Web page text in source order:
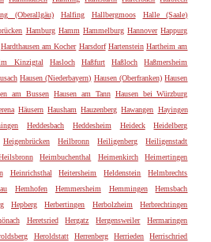
(Oberallgäu) Halfing Hallbergmoos
Halle (Saale)
Hamburg Hamm Hammelburg Hannover Happurg
Hardthausen am Kocher Harsdorf Hartenstein Hartheim am
Kinzigtal Hasloch Haßfurt Haßloch
Haßmersheim
Hausen (Niederbayern) Hausen (Oberfranken) Hausen
am Bussen Hausen am Tann Hausen bei Würzburg
Häusern Hausham Hauzenberg Hawangen Hayingen
Heddesbach Heddesheim Heideck
Heidelberg
Heigenbrücken Heilbronn Heiligenberg
Heiligenstadt
Heimbuchenthal Heimenkirch
Heimertingen
Heinrichsthal Heitersheim Heldenstein
Helmbrechts
Hemhofen Hemmersheim Hemmingen
Hemsbach
Hepberg Herbertingen Herbolzheim
Herbrechtingen
Heretsried Hergatz Hergensweiler
Hermaringen
Heroldstatt Herrenberg Herrieden
Herrischried